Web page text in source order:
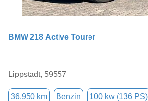
BMW 218 Active Tourer
Lippstadt, 59557
36.950 km Benzin 100 kw (136 PS)